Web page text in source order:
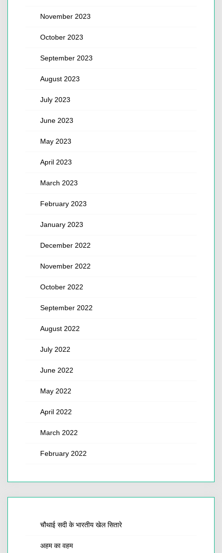
November 2023
October 2023
September 2023
August 2023
July 2023
June 2023
May 2023
April 2023
March 2023
February 2023
January 2023
December 2022
November 2022
October 2022
September 2022
August 2022
July 2022
June 2022
May 2022
April 2022
March 2022
February 2022
चौथाई सदी के भारतीय खेल सितारे
अहम का वहम